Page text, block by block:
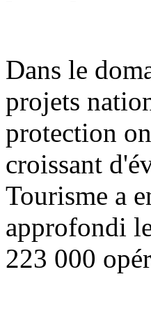
Dans le
projets
protection
croissant
Tourisme a
approfondi
223 000